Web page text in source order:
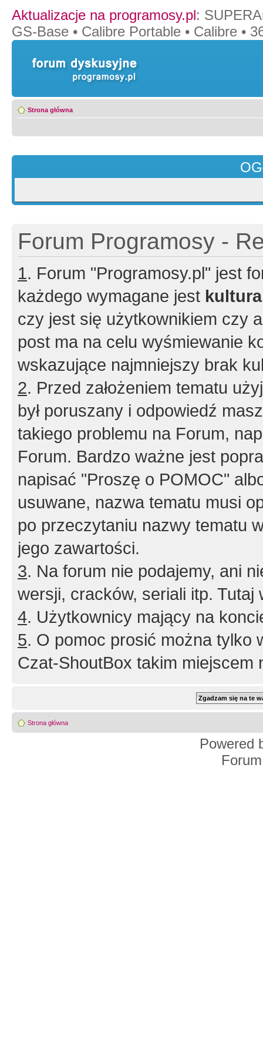
Aktualizacje na programosy.pl:
GS-Base • Calibre Portable • Calibre •
Strona główna
Forum Programosy -
1. Forum "Programosy.pl" jest
każdego wymagane jest
czy jest się użytkownikiem czy
post ma na celu wyśmiewanie
wskazujące najmniejszy brak
2. Przed założeniem tematu
był poruszany i odpowiedź
takiego problemu na Forum,
Forum. Bardzo ważne jest
napisać "Proszę o POMOC"
usuwane, nazwa tematu musi
po przeczytaniu nazwy tematu
jego zawartości.
3. Na forum nie podajemy, ani
wersji, cracków, seriali itp. Tutaj
4. Użytkownicy mający na
5. O pomoc prosić można tylko
Czat-ShoutBox takim miejscem
Strona główna
Powered